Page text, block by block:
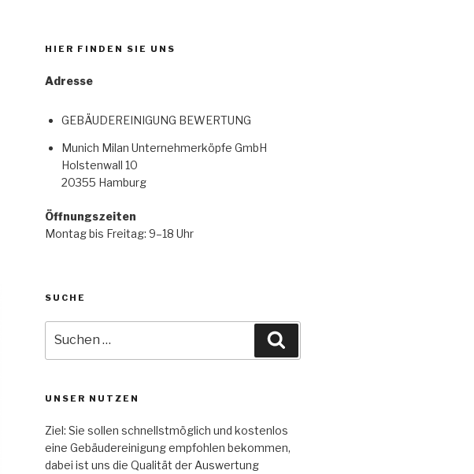
HIER FINDEN SIE UNS
Adresse
GEBÄUDEREINIGUNG BEWERTUNG
Munich Milan Unternehmerköpfe GmbH
Holstenwall 10
20355 Hamburg
Öffnungszeiten
Montag bis Freitag: 9–18 Uhr
SUCHE
UNSER NUTZEN
Ziel: Sie sollen schnellstmöglich und kostenlos
eine Gebäudereinigung empfohlen bekommen,
dabei ist uns die Qualität der Auswertung